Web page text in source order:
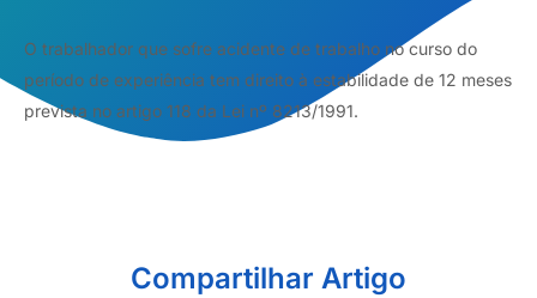
O trabalhador que sofre acidente de trabalho no curso do
período de experiência tem direito à estabilidade de 12 meses
prevista no artigo 118 da Lei nº 8213/1991.
Compartilhar Artigo